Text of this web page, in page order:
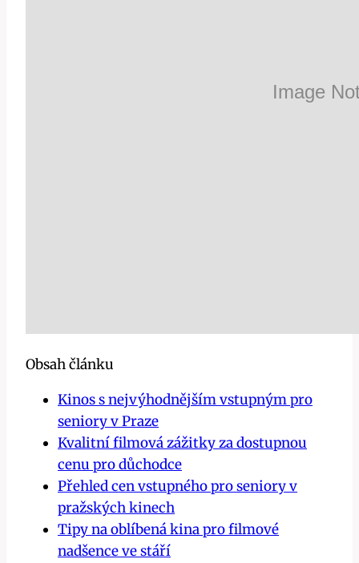
Obsah článku
Kinos s nejvýhodnějším vstupným pro
seniory v Praze
Kvalitní filmová zážitky za dostupnou
cenu pro důchodce
Přehled cen vstupného pro seniory v
pražských kinech
Tipy na oblíbená kina pro filmové
nadšence ve stáří